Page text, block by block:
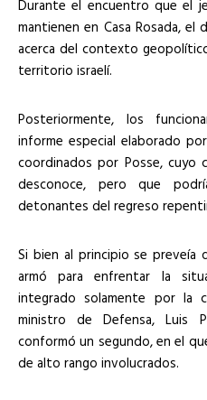
Durante el encuentro que el
mantienen en Casa Rosada,
acerca del contexto
territorio israelí.
Posteriormente, los
informe especial elaborado
coordinados por Posse,
desconoce, pero que
detonantes del regreso
Si bien al principio se preveía
armó para enfrentar la
integrado solamente por la
ministro de Defensa, Luis
conformó un segundo, en el
de alto rango involucrados.